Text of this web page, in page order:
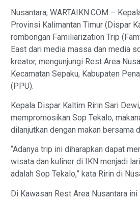
Nusantara, WARTAIKN.COM –
Provinsi Kalimantan Timur (Dispar
rombongan Familiarization Trip
East dari media massa dan media
kreator, mengunjungi Rest Area
Kecamatan Sepaku, Kabupaten
(PPU).
Kepala Dispar Kaltim Ririn Sari
mempromosikan Sop Tekalo,
dilanjutkan dengan makan bersama
“Adanya trip ini diharapkan dapat
wisata dan kuliner di IKN menjadi
adalah Sop Tekalo,” kata Ririn di
Di Kawasan Rest Area Nusantara